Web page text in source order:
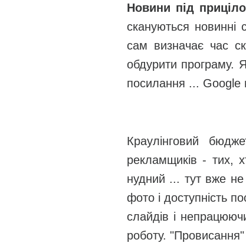
Новини під
скануються
сам визначає час
обдурити програму.
посилання ... Google
Краулінговий
рекламщиків - тих,
нудний ... тут вже не
фото і доступність
слайдів і
роботу. "Провисання"